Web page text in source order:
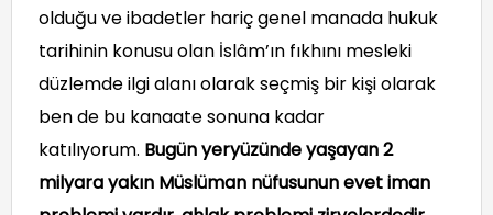
olduğu ve ibadetler hariç genel manada hukuk
tarihinin konusu olan İslâm’ın fıkhını mesleki
düzlemde ilgi alanı olarak seçmiş bir kişi olarak
ben de bu kanaate sonuna kadar
katılıyorum. Bugün yeryüzünde yaşayan 2
milyara yakın Müslüman nüfusunun evet iman